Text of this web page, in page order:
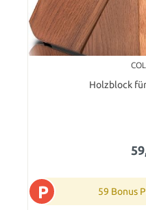
Holzblock
P 59 Bonus